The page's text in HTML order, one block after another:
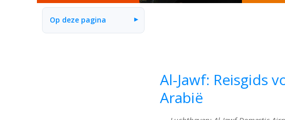
Op deze pagina ▾
Al-Jawf: Reisgids
Arabië